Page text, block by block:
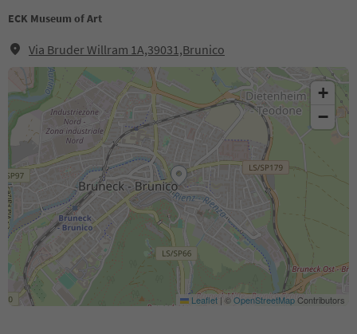
ECK Museum of Art
Via Bruder Willram 1A,39031,Brunico
+
−
Leaflet | ©OpenStreetMapContributors